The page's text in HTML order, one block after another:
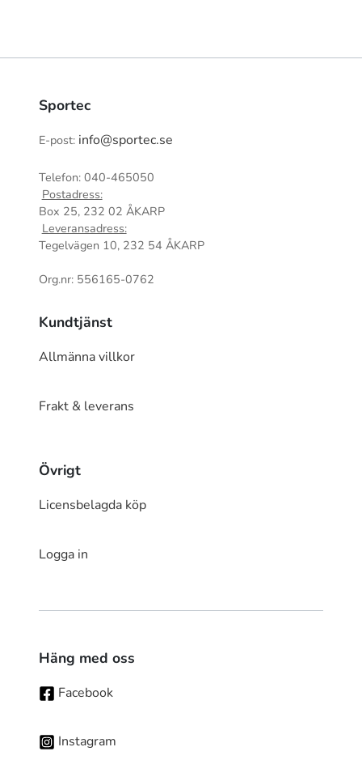
Sportec
E-post: info@sportec.se
Telefon: 040-465050
Postadress:
Box 25, 232 02 ÅKARP
Leveransadress:
Tegelvägen 10, 232 54 ÅKARP
Org.nr: 556165-0762
Kundtjänst
Allmänna villkor
Frakt & leverans
Övrigt
Licensbelagda köp
Logga in
Häng med oss
Facebook
Instagram